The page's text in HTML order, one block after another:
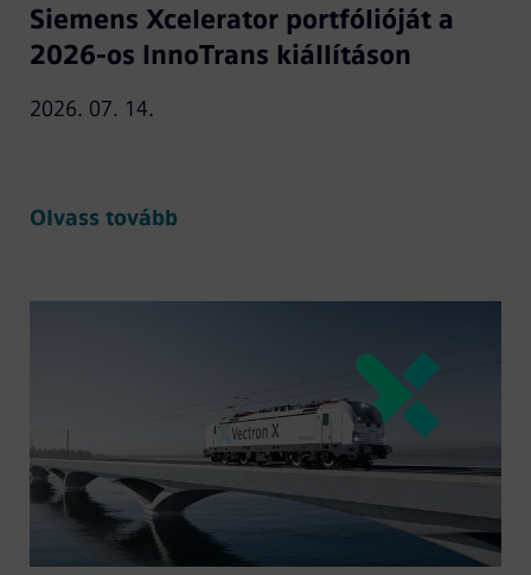
Siemens Xcelerator portfólióját a
2026-os InnoTrans kiállításon
2026. 07. 14.
Olvass tovább